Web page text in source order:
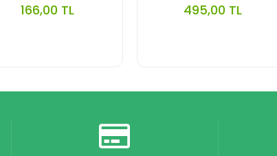
166,00 TL 495,00 TL